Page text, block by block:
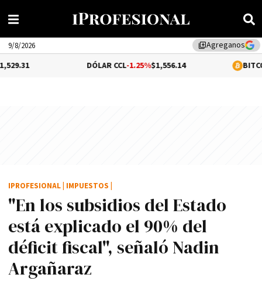
library_addAgreganos
9/8/2026
-1.25%$1,556.14 0.21%
"En los subsidios del Estado
está explicado el 90% del
déficit fiscal", señaló Nadin
Argañaraz
IPROFESIONAL IMPUESTOS